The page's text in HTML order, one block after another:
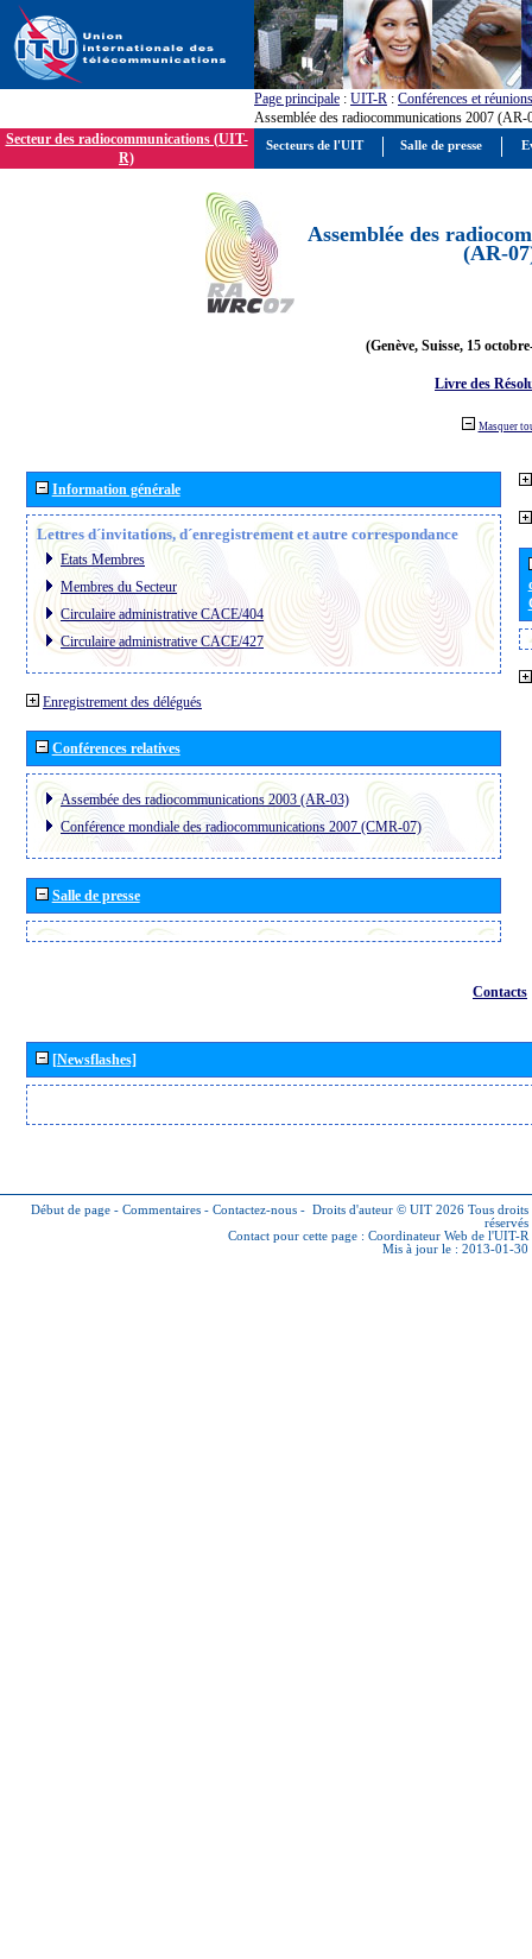
Page principale : UIT-R : Conférences et réunions
Assemblée des radiocommunications 2007 (AR-
Secteur des radiocommunications (UIT-
R)
Assemblée des
(AR-
(Genève, Suisse, 15
Livre des
Masquer
Information générale
Lettres d´invitations, d´enregistrement et autre correspondance
Etats Membres
Membres du Secteur
Circulaire administrative CACE/404
Circulaire administrative CACE/427
Enregistrement des délégués
Conférences relatives
Assembée des radiocommunications 2003 (AR-03)
Conférence mondiale des radiocommunications 2007 (CMR-07)
Salle de presse
Contacts
[Newsflashes]
Début de page - Commentaires - Contactez-nous - Droits d'auteur © UIT 2026 Tous droits
réservés
Contact pour cette page : Coordinateur Web de l'UIT-R
Mis à jour le : 2013-01-30
Secteurs de l'UIT Salle de presse